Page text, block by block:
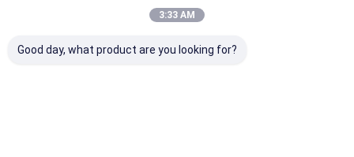
3:33 AM
Good day, what product are you looking for?